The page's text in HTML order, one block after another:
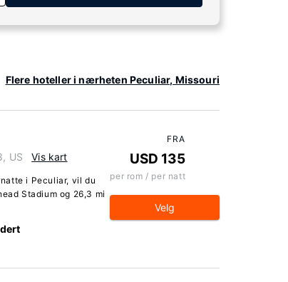
Flere hoteller i nærheten Peculiar, Missouri
US Vis kart
i Peculiar, vil du
Stadium og 26,3 mi
FRA
USD 135
per rom / per natt
Velg